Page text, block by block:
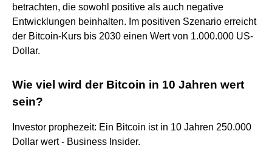
betrachten, die sowohl positive als auch negative
Entwicklungen beinhalten. Im positiven Szenario erreicht
der Bitcoin-Kurs bis 2030 einen Wert von 1.000.000 US-
Dollar.
Wie viel wird der Bitcoin in 10 Jahren wert
sein?
Investor prophezeit: Ein Bitcoin ist in 10 Jahren 250.000
Dollar wert - Business Insider.